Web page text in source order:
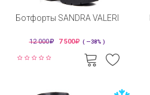
Ботфорты SANDRA VALERI
12 000 7 500 ( —38% )